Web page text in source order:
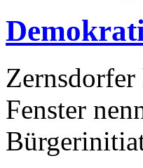
Fenster